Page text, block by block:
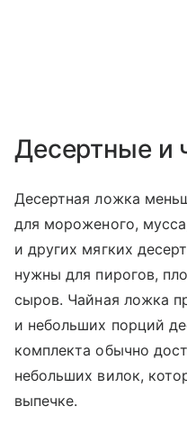
Десертные и
Десертная ложка
для мороженого,
и других мягких
нужны для пирогов,
сыров. Чайная ложка
и небольших порций
комплекта обычно
небольших вилок,
выпечке.